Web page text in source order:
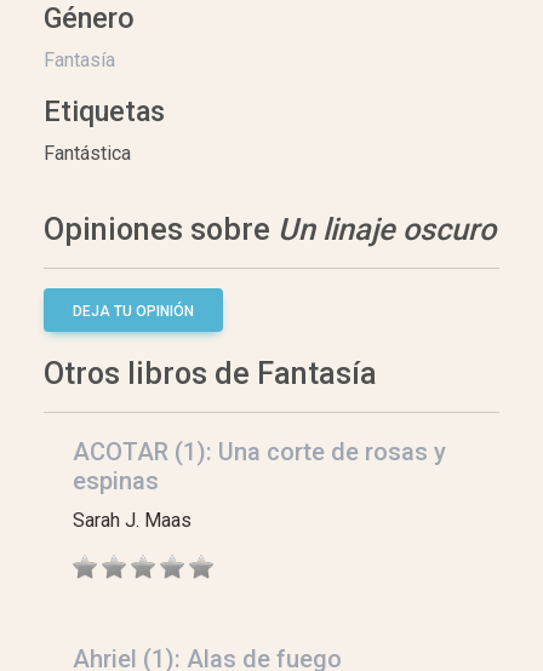
Género
Fantasía
Etiquetas
Fantástica
Opiniones sobre Un linaje oscuro
DEJA TU OPINIÓN
Otros libros de Fantasía
ACOTAR (1): Una corte de rosas y
espinas
Sarah J. Maas
Ahriel (1): Alas de fuego